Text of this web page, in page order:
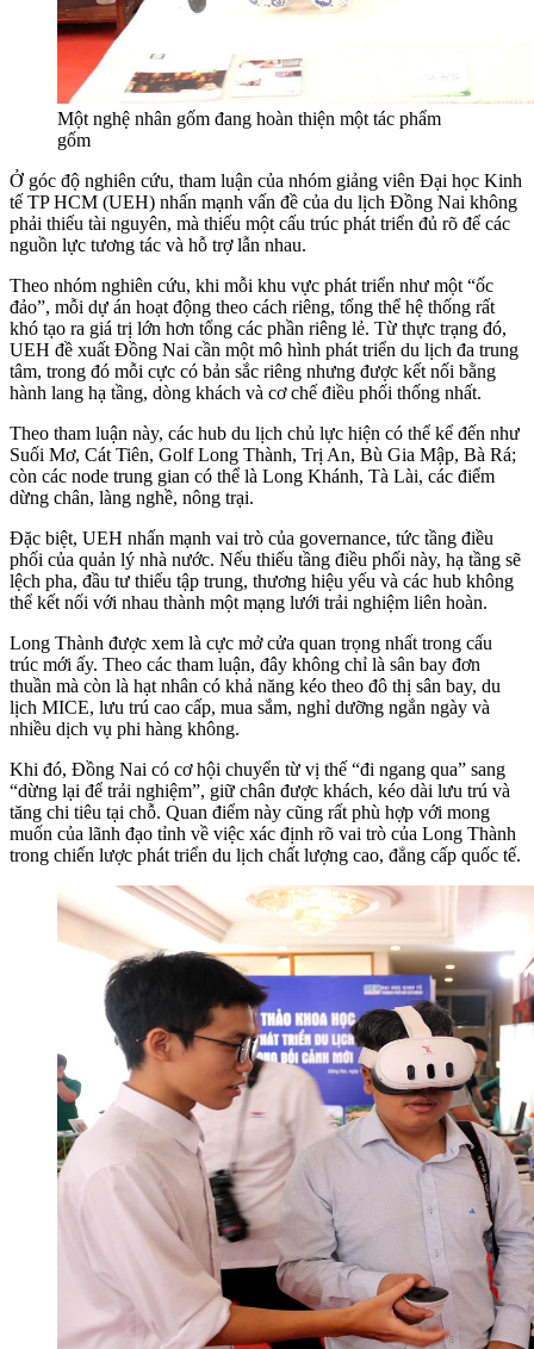
Một nghệ nhân gốm đang hoàn thiện một tác phẩm
gốm
Ở góc độ nghiên cứu, tham luận của nhóm giảng viên Đại học Kinh
tế TP HCM (UEH) nhấn mạnh vấn đề của du lịch Đồng Nai không
phải thiếu tài nguyên, mà thiếu một cấu trúc phát triển đủ rõ để các
nguồn lực tương tác và hỗ trợ lẫn nhau.
Theo nhóm nghiên cứu, khi mỗi khu vực phát triển như một “ốc
đảo”, mỗi dự án hoạt động theo cách riêng, tổng thể hệ thống rất
khó tạo ra giá trị lớn hơn tổng các phần riêng lẻ. Từ thực trạng đó,
UEH đề xuất Đồng Nai cần một mô hình phát triển du lịch đa trung
tâm, trong đó mỗi cực có bản sắc riêng nhưng được kết nối bằng
hành lang hạ tầng, dòng khách và cơ chế điều phối thống nhất.
Theo tham luận này, các hub du lịch chủ lực hiện có thể kể đến như
Suối Mơ, Cát Tiên, Golf Long Thành, Trị An, Bù Gia Mập, Bà Rá;
còn các node trung gian có thể là Long Khánh, Tà Lài, các điểm
dừng chân, làng nghề, nông trại.
Đặc biệt, UEH nhấn mạnh vai trò của governance, tức tầng điều
phối của quản lý nhà nước. Nếu thiếu tầng điều phối này, hạ tầng sẽ
lệch pha, đầu tư thiếu tập trung, thương hiệu yếu và các hub không
thể kết nối với nhau thành một mạng lưới trải nghiệm liên hoàn.
Long Thành được xem là cực mở cửa quan trọng nhất trong cấu
trúc mới ấy. Theo các tham luận, đây không chỉ là sân bay đơn
thuần mà còn là hạt nhân có khả năng kéo theo đô thị sân bay, du
lịch MICE, lưu trú cao cấp, mua sắm, nghỉ dưỡng ngắn ngày và
nhiều dịch vụ phi hàng không.
Khi đó, Đồng Nai có cơ hội chuyển từ vị thế “đi ngang qua” sang
“dừng lại để trải nghiệm”, giữ chân được khách, kéo dài lưu trú và
tăng chi tiêu tại chỗ. Quan điểm này cũng rất phù hợp với mong
muốn của lãnh đạo tỉnh về việc xác định rõ vai trò của Long Thành
trong chiến lược phát triển du lịch chất lượng cao, đẳng cấp quốc tế.